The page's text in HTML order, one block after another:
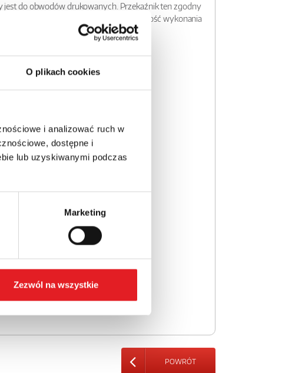
O plikach cookies
i analizować ruch w
dostępne i
lub uzyskiwanymi podczas
Marketing
Zezwól na wszystkie
jest do obwodów drukowanych. Przekaźnik ten zgodny
zaletą tego modelu jest także wysoka jakość wykonania
POWRÓT